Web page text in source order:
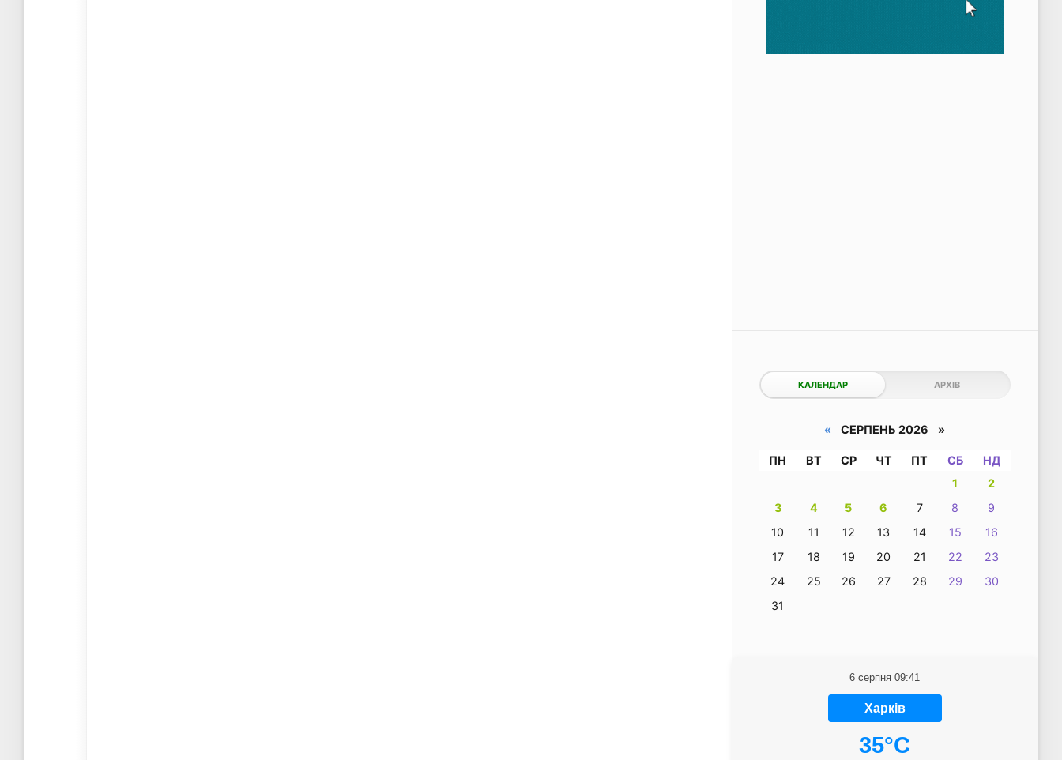
КАЛЕНДАР АРХІВ
« СЕРПЕНЬ 2026 »
ПН ВТ СР ЧТ ПТ СБ
НД
1
2
3
4 5 6 7 8
9
10
11 12 13 14 15
16
17
18 19 20 21 22
23
24
25 26 27 28 29
30
31
6 серпня 09:41
Харків
35°C